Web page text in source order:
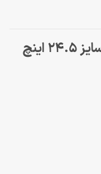
خرید مانیتور آئوروس KD25F سایز 24.5 اینچ